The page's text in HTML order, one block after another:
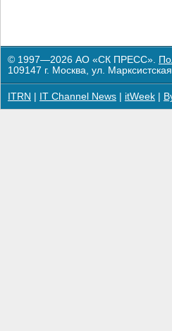
© 1997—2026 АО «СК ПРЕСС».
109147 г. Москва, ул.
ITRN IT Channel News itWeek